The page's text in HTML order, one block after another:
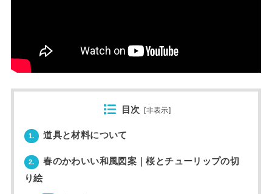
目次 [非表示]
1. 道具と材料について
2.
春のかわいい和風図案｜桜とチューリップの切
り絵